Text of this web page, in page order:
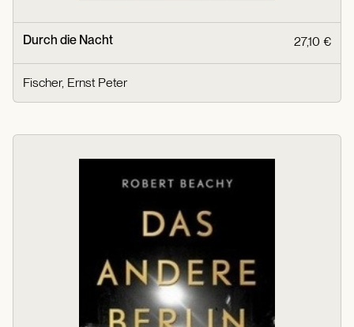
Durch die Nacht 27,10 €
Fischer, Ernst Peter